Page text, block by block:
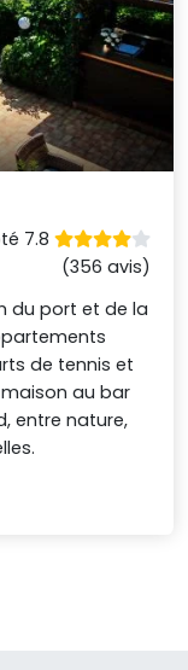
7.8
(356 avis)
du port et de la
de tennis et
au bar
entre nature,